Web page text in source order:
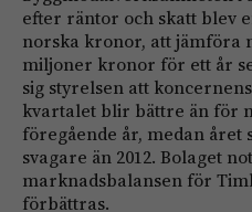
efter räntor och skatt blev
norska kronor, att jämföra
miljoner kronor för ett år
sig styrelsen att
kvartalet blir bättre än för
föregående år, medan
svagare än 2012. Bolaget
marknadsbalansen för
förbättras.